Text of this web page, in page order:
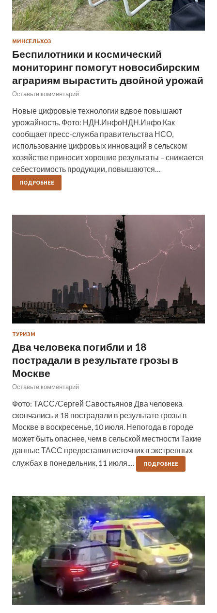
МИНСЕЛЬХОЗ
Беспилотники и космический
мониторинг помогут новосибирским
аграриям вырастить двойной урожай
Оставьте комментарий
Новые цифровые технологии вдвое повышают
урожайность. Фото: НДН.ИнфоНДН.Инфо Как
сообщает пресс-служба правительства НСО,
использование цифровых инноваций в сельском
хозяйстве приносит хорошие результаты – снижается
себестоимость продукции, повышаются…
ПОДРОБНЕЕ
ТУРИЗМ
Два человека погибли и 18
пострадали в результате грозы в
Москве
Оставьте комментарий
Фото: ТАСС/Сергей Савостьянов Два человека
скончались и 18 пострадали в результате грозы в
Москве в воскресенье, 10 июля. Непогода в городе
может быть опаснее, чем в сельской местности Такие
данные ТАСС предоставил источник в экстренных
службах в понедельник, 11 июля.…
ПОДРОБНЕЕ